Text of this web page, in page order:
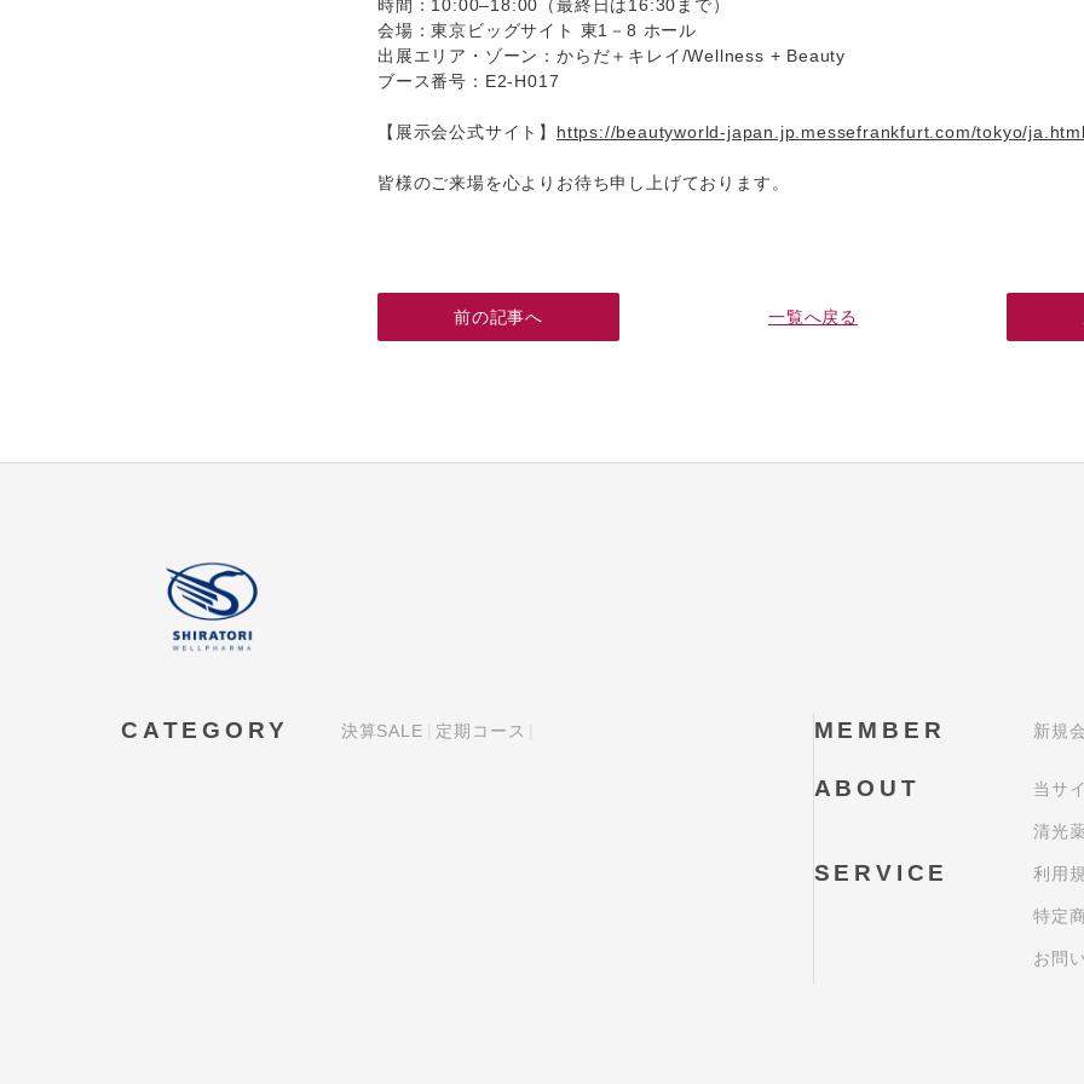
時間：10:00–18:00（最終日は16:30まで）
会場：東京ビッグサイト 東1－8 ホール
出展エリア・ゾーン：からだ＋キレイ/Wellness + Beauty
ブース番号：E2-H017
【展示会公式サイト】 https://beautyworld-japan.jp.messefrankfurt.com/tokyo/ja.html
皆様のご来場を心よりお待ち申し上げております。
前の記事へ 一覧へ戻る
CATEGORY 決算SALE 定期コース MEMBER 新規
ABOUT 当サ
清光
SERVICE 利用
特定
お問